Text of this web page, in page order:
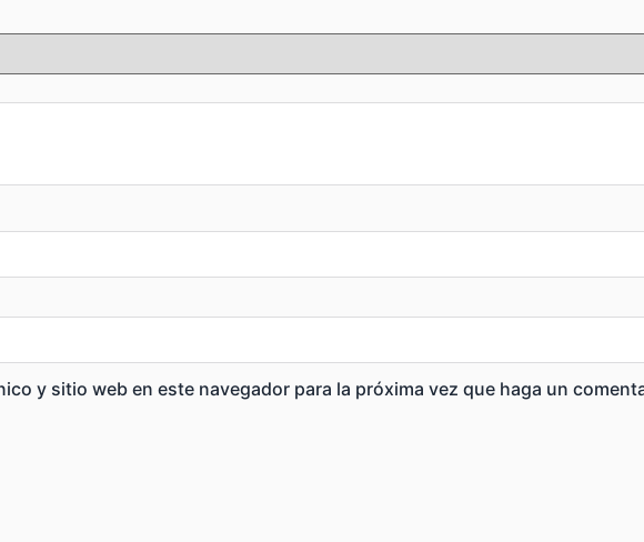
y sitio web en este navegador para la próxima vez que haga un